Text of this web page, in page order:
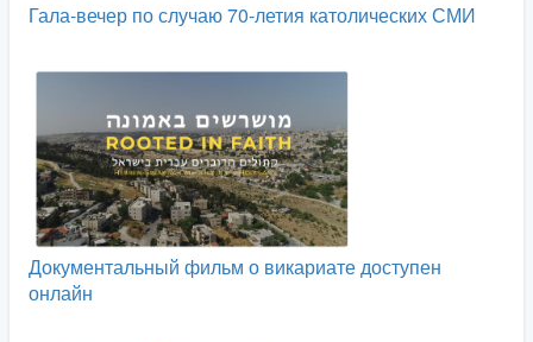
Гала-вечер по случаю 70-летия католических СМИ
Документальный фильм о викариате доступен
онлайн